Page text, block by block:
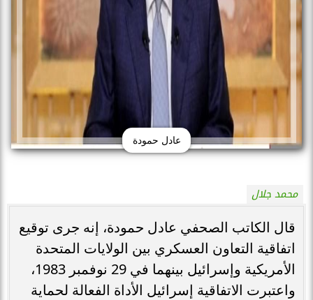
عادل حمودة
محمد جلال
قال الكاتب الصحفي عادل حمودة، إنه جرى توقيع
اتفاقية التعاون العسكري بين الولايات المتحدة
الأمريكية وإسرائيل بينهما في 29 نوفمبر 1983،
واعتبرت الاتفاقية إسرائيل الأداة الفعالة لحماية